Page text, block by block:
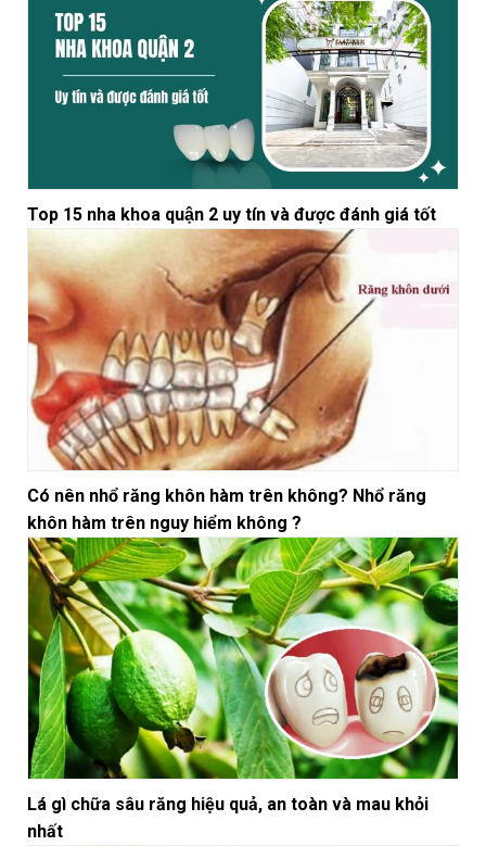
Top 15 nha khoa quận 2 uy tín và được đánh giá tốt
Có nên nhổ răng khôn hàm trên không? Nhổ răng
khôn hàm trên nguy hiểm không ?
Lá gì chữa sâu răng hiệu quả, an toàn và mau khỏi
nhất